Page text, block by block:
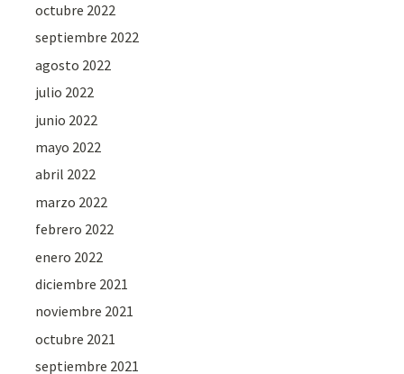
octubre 2022
septiembre 2022
agosto 2022
julio 2022
junio 2022
mayo 2022
abril 2022
marzo 2022
febrero 2022
enero 2022
diciembre 2021
noviembre 2021
octubre 2021
septiembre 2021